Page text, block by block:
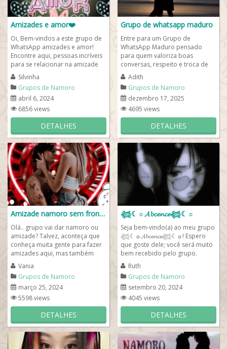
Amizades e amor❤️
Oi, Bem-vindos a este grupo de
WhatsApp amizades e amor!
Encontre aqui, pessoas incríveis
para se relacionar na amizade
ou no namoro, então pare de
perder...
Silvinha
Grupos de Namoro
abril 6, 2024
6856 views
DETALHES
Grupo de whatsapp maduro
Entre para um Grupo de
WhatsApp Maduro pensado
para quem valoriza boas
conversas, respeito e troca de
experiências reais. Um espaço
acolhedor para adultos que...
Adith
Grupos de Namoro
dezembro 17, 2025
4695 views
DETALHES
Amizade namoro sem fronteira😍
Olá.. grupo vai dar namoro ou
amizade? Talvez, aconteça que
conheça muita gente para fazer
amizades aqui, mas também
encontrará o grande, por acaso
esteja...
Vania
Grupos de Namoro
março 25, 2024
5598 views
DETALHES
𓆉︎☾☼𝓐𝓫𝓬𝓮𝓷𝓬𝓮𓆉︎☾☼
Seja bem-vindo(a) ao meu grupo
𓆉︎☾☼𝓐𝓫𝓬𝓮𝓷𝓬𝓮𓆉︎☾☼! Espero
que goste dele; você será muito
bem recebido pelo grupo.
Aqui,...
Ruth
Grupos de Namoro
setembro 20, 2024
4045 views
DETALHES